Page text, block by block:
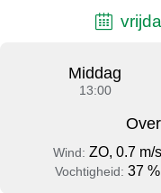
Middag
13:00
Wind: ZO, 0.7 m/s
Vochtigheid: 37 %